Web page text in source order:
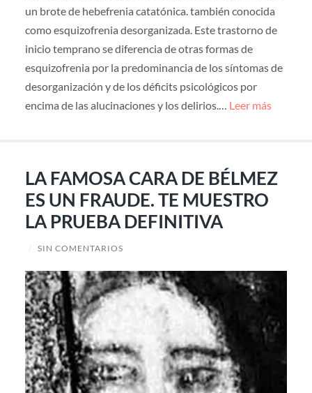
un brote de hebefrenia catatónica. también conocida
como esquizofrenia desorganizada. Este trastorno de
inicio temprano se diferencia de otras formas de
esquizofrenia por la predominancia de los síntomas de
desorganización y de los déficits psicológicos por
encima de las alucinaciones y los delirios.… Leer más
LA FAMOSA CARA DE BÉLMEZ
ES UN FRAUDE. TE MUESTRO
LA PRUEBA DEFINITIVA
/ SIN COMENTARIOS